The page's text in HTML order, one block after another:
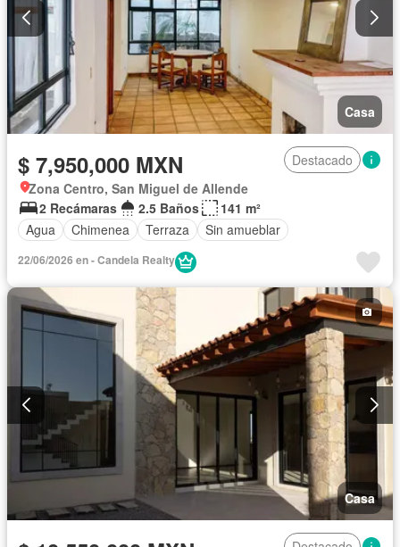
Casa
$ 7,950,000 MXN
Destacado
Zona Centro, San Miguel de Allende
2 Recámaras
2.5 Baños
141 m²
Agua
Chimenea Terraza Sin amueblar
22/06/2026 en - Candela Realty
Casa